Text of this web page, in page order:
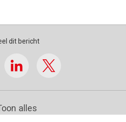
dit bericht
alles